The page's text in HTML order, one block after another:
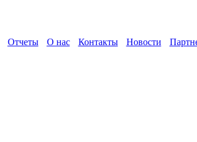
Отчеты О нас Контакты Новости